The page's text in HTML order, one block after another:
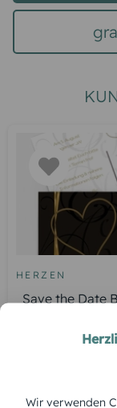
HERZEN
Save the Date
Wir verwenden